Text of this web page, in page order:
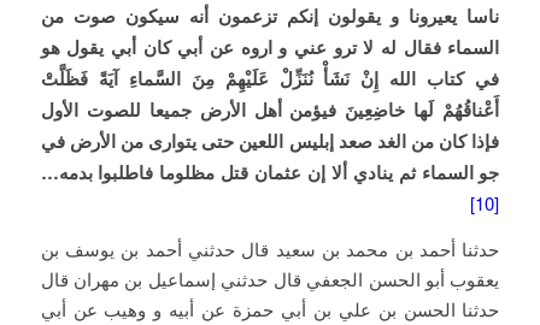
ناسا يعيرونا و يقولون إنكم تزعمون أنه سيكون صوت من
السماء فقال له لا ترو عني و اروه عن أبي كان أبي يقول هو
في كتاب الله إِنْ نَشَأْ نُنَزِّلْ عَلَيْهِمْ مِنَ السَّماءِ آيَةً فَظَلَّتْ
أَعْناقُهُمْ لَها خاضِعِينَ فيؤمن أهل الأرض جميعا للصوت الأول
فإذا كان من الغد صعد إبليس اللعين حتى يتوارى من الأرض‏ في
جو السماء ثم ينادي ألا إن عثمان قتل مظلوما فاطلبوا بدمه…
[10]
حدثنا أحمد بن محمد بن سعيد قال حدثني أحمد بن يوسف بن
يعقوب أبو الحسن الجعفي قال حدثني إسماعيل بن مهران قال
حدثنا الحسن بن علي بن أبي حمزة عن أبيه و وهيب عن أبي